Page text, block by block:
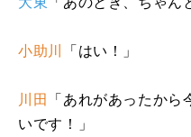
小助川 「はい！」
川田
「あれがあったか
いです！」